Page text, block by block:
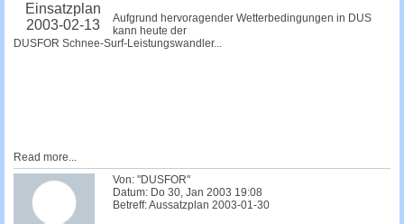
Einsatzplan
2003-02-13
Aufgrund hervoragender Wetterbedingungen in DUS
kann heute der
DUSFOR Schnee-Surf-Leistungswandler...
Read more...
Von: "DUSFOR"
Datum: Do 30, Jan 2003 19:08
Betreff: Aussatzplan 2003-01-30